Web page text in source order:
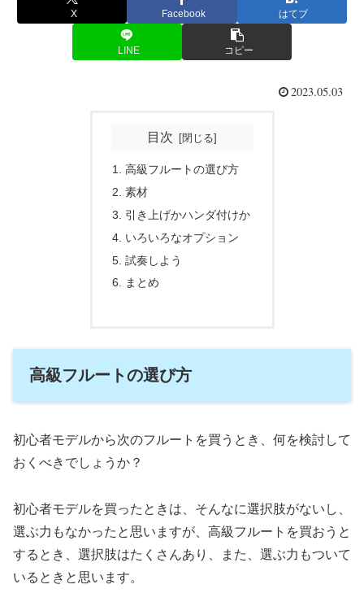
X Facebook はてブ
LINE コピー
2023.05.03
目次
高級フルートの選び方
素材
引き上げかハンダ付けか
いろいろなオプション
試奏しよう
まとめ
高級フルートの選び方
初心者モデルから次のフルートを買うとき、何を検討して
おくべきでしょうか？
初心者モデルを買ったときは、そんなに選択肢がないし、
選ぶ力もなかったと思いますが、高級フルートを買おうと
するとき、選択肢はたくさんあり、また、選ぶ力もついて
いるときと思います。